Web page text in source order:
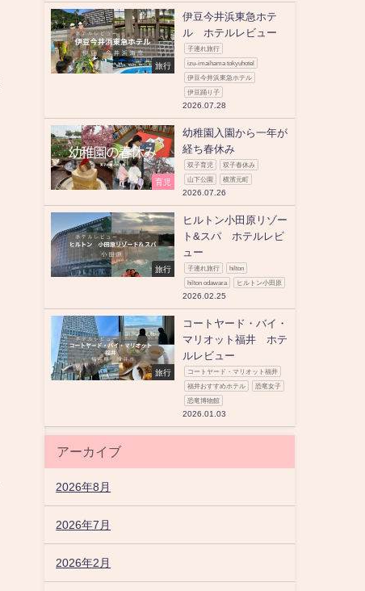
旅行
伊豆今井浜東急ホテ
ル ホテルレビュー
子連れ旅行
izu-imaihama tokyuhotel
伊豆今井浜東急ホテル
伊豆踊り子
2026.07.28
育児
幼稚園入園から一年が
経ち春休み
双子育児 双子春休み
山下公園 横濱元町
2026.07.26
旅行
ヒルトン小田原リゾー
ト&スパ ホテルレビ
ュー
子連れ旅行 hilton
hilton odawara ヒルトン小田原
2026.02.25
旅行
コートヤード・バイ・
マリオット福井 ホテ
ルレビュー
コートヤード・マリオット福井
福井おすすめホテル 恐竜女子
恐竜博物館
2026.01.03
アーカイブ
2026年8月
2026年7月
2026年2月